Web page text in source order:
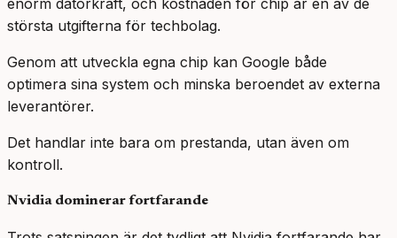
enorm datorkraft, och kostnaden för chip är en av de
största utgifterna för techbolag.
Genom att utveckla egna chip kan Google både
optimera sina system och minska beroendet av externa
leverantörer.
Det handlar inte bara om prestanda, utan även om
kontroll.
Nvidia dominerar fortfarande